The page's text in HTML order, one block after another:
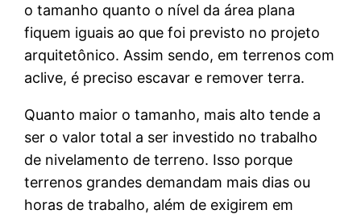
o tamanho quanto o nível da área plana
fiquem iguais ao que foi previsto no projeto
arquitetônico. Assim sendo, em terrenos com
aclive, é preciso escavar e remover terra.
Quanto maior o tamanho, mais alto tende a
ser o valor total a ser investido no trabalho
de nivelamento de terreno. Isso porque
terrenos grandes demandam mais dias ou
horas de trabalho, além de exigirem em